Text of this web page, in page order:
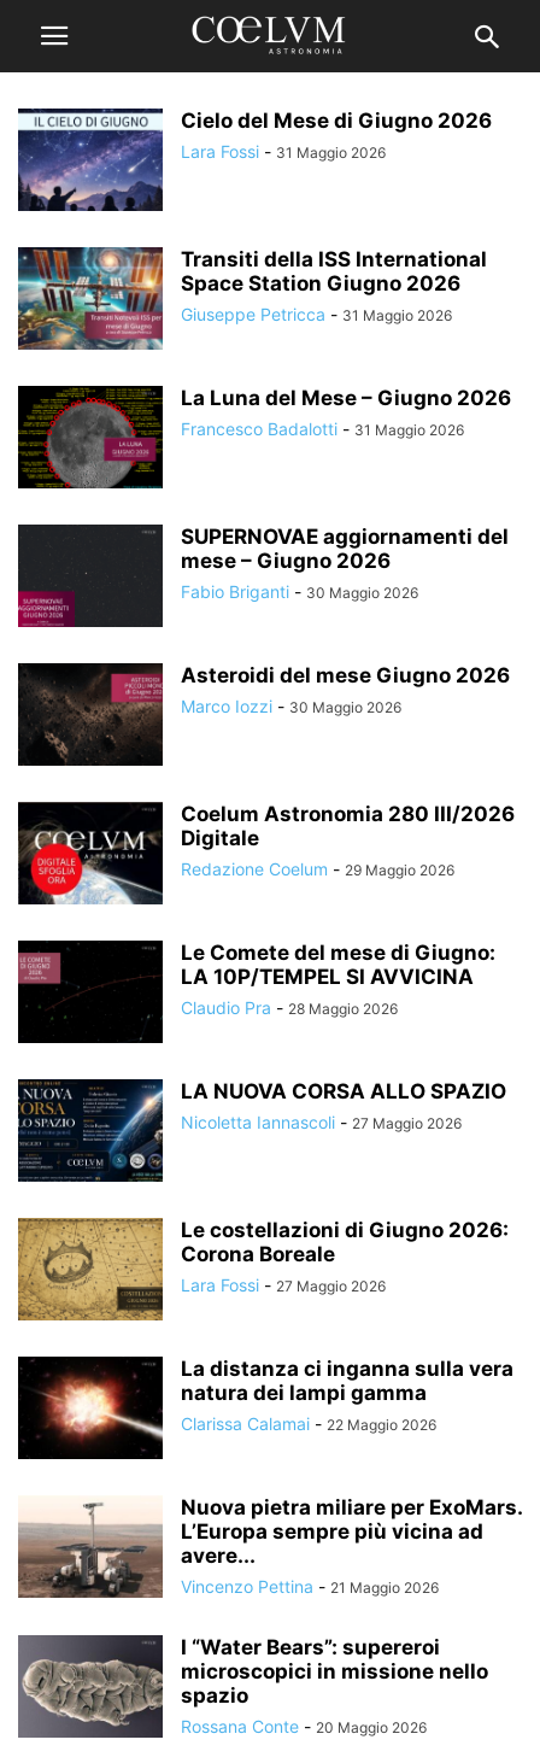
Cielo del Mese di Giugno 2026
Lara Fossi - 31 Maggio 2026
Transiti della ISS International
Space Station Giugno 2026
Giuseppe Petricca - 31 Maggio 2026
La Luna del Mese – Giugno 2026
Francesco Badalotti - 31 Maggio 2026
SUPERNOVAE aggiornamenti del
mese – Giugno 2026
Fabio Briganti - 30 Maggio 2026
Asteroidi del mese Giugno 2026
Marco Iozzi - 30 Maggio 2026
Coelum Astronomia 280 III/2026
Digitale
Redazione Coelum - 29 Maggio 2026
Le Comete del mese di Giugno:
LA 10P/TEMPEL SI AVVICINA
Claudio Pra - 28 Maggio 2026
LA NUOVA CORSA ALLO SPAZIO
Nicoletta Iannascoli - 27 Maggio 2026
Le costellazioni di Giugno 2026:
Corona Boreale
Lara Fossi - 27 Maggio 2026
La distanza ci inganna sulla vera
natura dei lampi gamma
Clarissa Calamai - 22 Maggio 2026
Nuova pietra miliare per ExoMars.
L’Europa sempre più vicina ad
avere...
Vincenzo Pettina - 21 Maggio 2026
I “Water Bears”: supereroi
microscopici in missione nello
spazio
Rossana Conte - 20 Maggio 2026